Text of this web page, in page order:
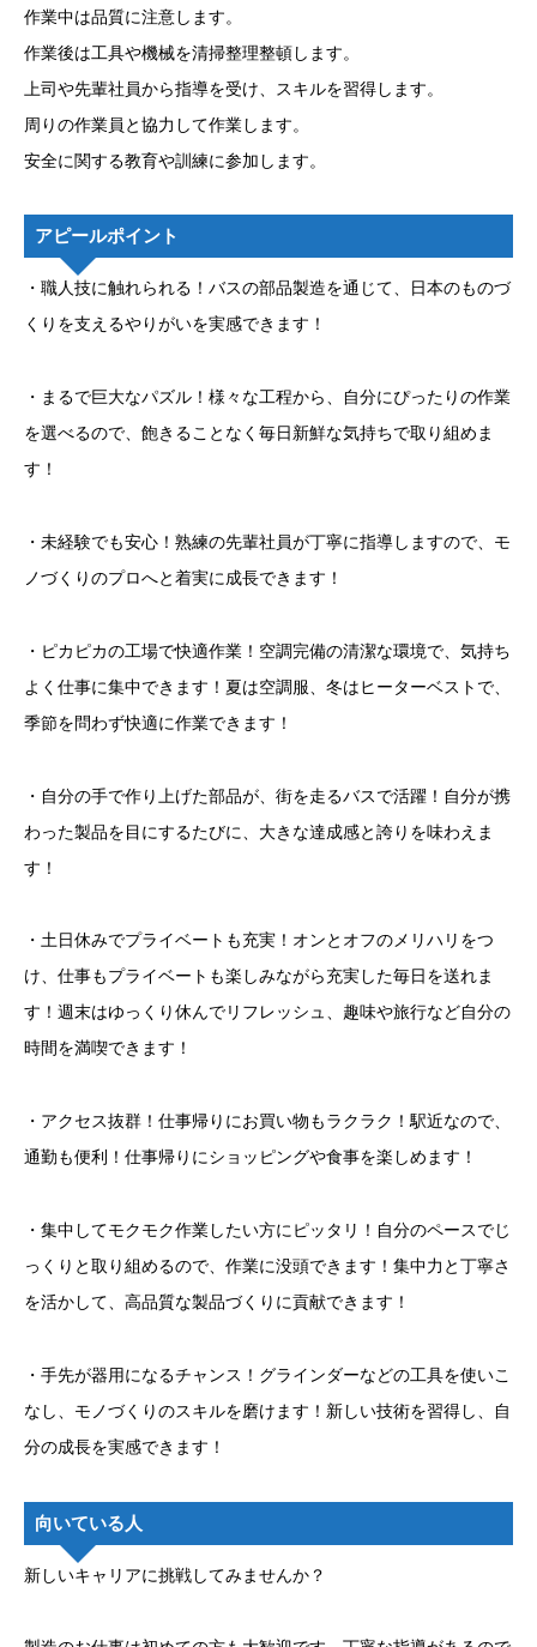
作業中は品質に注意します。
作業後は工具や機械を清掃整理整頓します。
上司や先輩社員から指導を受け、スキルを習得します。
周りの作業員と協力して作業します。
安全に関する教育や訓練に参加します。
アピールポイント
・職人技に触れられる！バスの部品製造を通じて、日本のものづ
くりを支えるやりがいを実感できます！
・まるで巨大なパズル！様々な工程から、自分にぴったりの作業
を選べるので、飽きることなく毎日新鮮な気持ちで取り組めま
す！
・未経験でも安心！熟練の先輩社員が丁寧に指導しますので、モ
ノづくりのプロへと着実に成長できます！
・ピカピカの工場で快適作業！空調完備の清潔な環境で、気持ち
よく仕事に集中できます！夏は空調服、冬はヒーターベストで、
季節を問わず快適に作業できます！
・自分の手で作り上げた部品が、街を走るバスで活躍！自分が携
わった製品を目にするたびに、大きな達成感と誇りを味わえま
す！
・土日休みでプライベートも充実！オンとオフのメリハリをつ
け、仕事もプライベートも楽しみながら充実した毎日を送れま
す！週末はゆっくり休んでリフレッシュ、趣味や旅行など自分の
時間を満喫できます！
・アクセス抜群！仕事帰りにお買い物もラクラク！駅近なので、
通勤も便利！仕事帰りにショッピングや食事を楽しめます！
・集中してモクモク作業したい方にピッタリ！自分のペースでじ
っくりと取り組めるので、作業に没頭できます！集中力と丁寧さ
を活かして、高品質な製品づくりに貢献できます！
・手先が器用になるチャンス！グラインダーなどの工具を使いこ
なし、モノづくりのスキルを磨けます！新しい技術を習得し、自
分の成長を実感できます！
向いている人
新しいキャリアに挑戦してみませんか？